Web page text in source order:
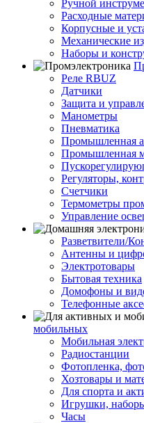
Ручной
Расходные
Корпусные и
Механические
Наборы и
Реле RBUZ
Датчики
Защита и
Манометры
Пневматика
Промышленная
Промышленная
Регуляторы,
Счетчики
Термометры
Управление
Разветвители/
Антенны и
Электротовары
Бытовая техника
Домофоны и
Телефонные
мобильных
Мобильная
Радиостанции
Фотопленка,
Хозтовары и
Для спорта и
Игрушки,
Часы